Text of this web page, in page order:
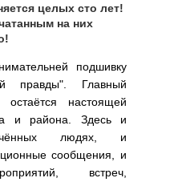
целых сто лет!
на них
подшивку
правды". Главный
настоящей
и района. Здесь и
людях, и
сообщения, и
встреч,